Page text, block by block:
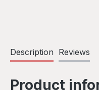
Description Reviews
Product